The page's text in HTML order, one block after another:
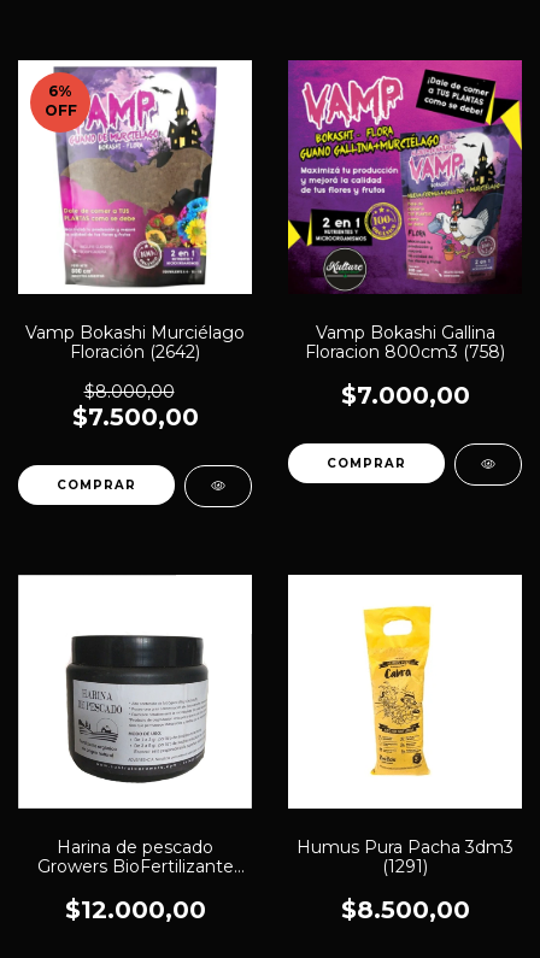
6%
OFF
Vamp Bokashi Murciélago
Floración (2642)
$8.000,00
$7.500,00
Vamp Bokashi Gallina
Floracion 800cm3 (758)
$7.000,00
Harina de pescado
Growers BioFertilizante
$12.000,00
Humus Pura Pacha 3dm3
(1291)
$8.500,00